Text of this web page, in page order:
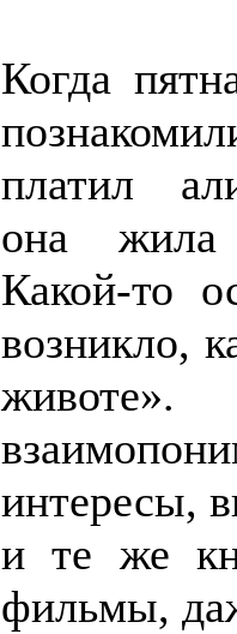
Когда
платил
она жила
Какой-то
возникло,
интересы,
и те же
фильмы,